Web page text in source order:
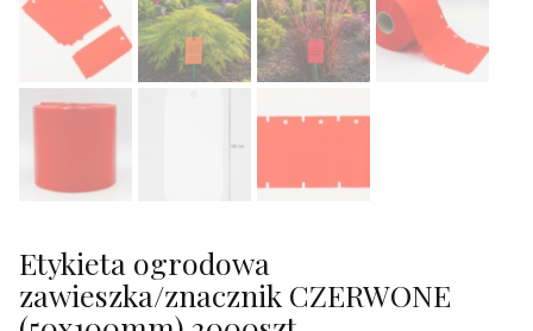
Etykieta ogrodowa
zawieszka/znacznik CZERWONE